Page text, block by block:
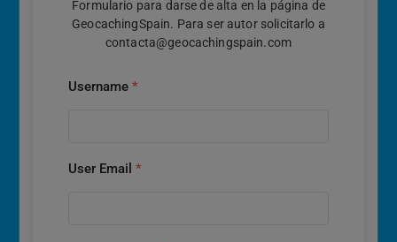
Formulario para darse de alta en la página de
GeocachingSpain. Para ser autor solicitarlo a
contacta@geocachingspain.com
Username *
User Email *